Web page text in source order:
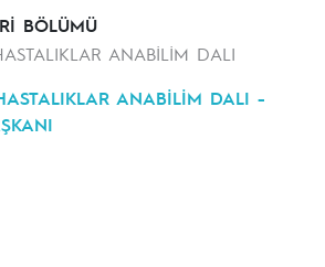
BÖLÜMÜ
ANABİLİM DALI
ANABİLİM DALI -